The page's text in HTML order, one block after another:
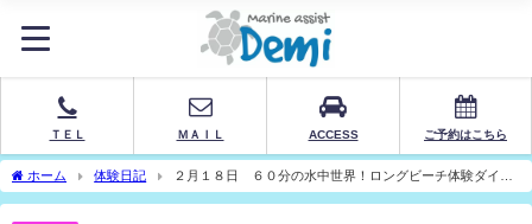
ＴＥＬ ＭＡＩＬ ACCESS ご予約はこちら
ホーム 体験日記
２月１８日 ６０分の水中世界！ロングビーチ体験ダイビ
ングは最高の体験になりました♡